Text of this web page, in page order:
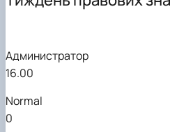
Навчально-методичне
Наукові гуртки
Администратор
16.00
Normal
0